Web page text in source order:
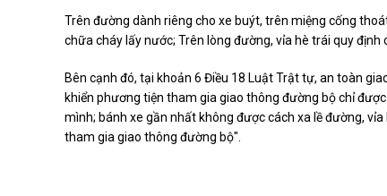
Trên đường dành riêng cho xe buýt, trên miệng cống
chữa cháy lấy nước; Trên lòng đường, vỉa hè trái quy định
Bên cạnh đó, tại khoản 6 Điều 18 Luật Trật tự, an toàn
khiển phương tiện tham gia giao thông đường bộ chỉ
mình; bánh xe gần nhất không được cách xa lề đường,
tham gia giao thông đường bộ".